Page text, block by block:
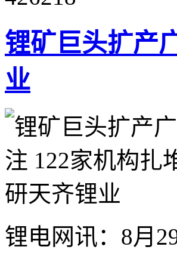
锂矿巨头扩产
业
锂电网讯：8月